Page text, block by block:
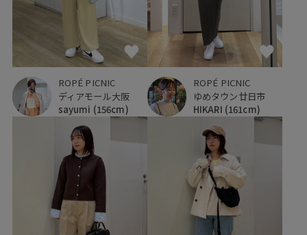
ROPÉ PICNIC
ディアモール大阪
sayumi (156cm)
ROPÉ PICNIC
ゆめタウン廿日市
HIKARI (161cm)